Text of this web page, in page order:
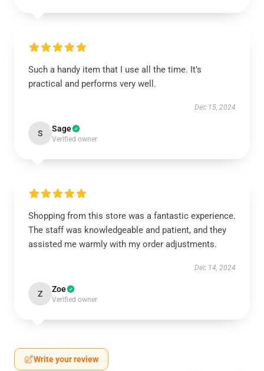
Such a handy item that I use all the time. It’s
practical and performs very well.
Dec 15, 2024
S Sage
Verified owner
Shopping from this store was a fantastic experience.
The staff was knowledgeable and patient, and they
assisted me warmly with my order adjustments.
Dec 14, 2024
Z Zoe
Verified owner
Write your review